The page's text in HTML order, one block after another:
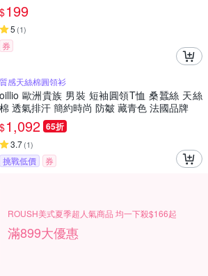
$199
5 (1)
券
質感天絲棉圓領衫
oillio 歐洲貴族 男裝 短袖圓領T恤 桑蠶絲 天絲
棉 透氣排汗 簡約時尚 防皺 藏青色 法國品牌
$1,092 65折
3.7(1)
挑戰低價 券
ROUSH美式夏季超人氣商品 均一下殺$166起
滿899大優惠